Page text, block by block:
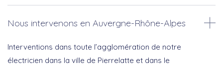
Nous intervenons en Auvergne-Rhône-Alpes
Interventions dans toute l’agglomération de notre
électricien dans la ville de Pierrelatte et dans le